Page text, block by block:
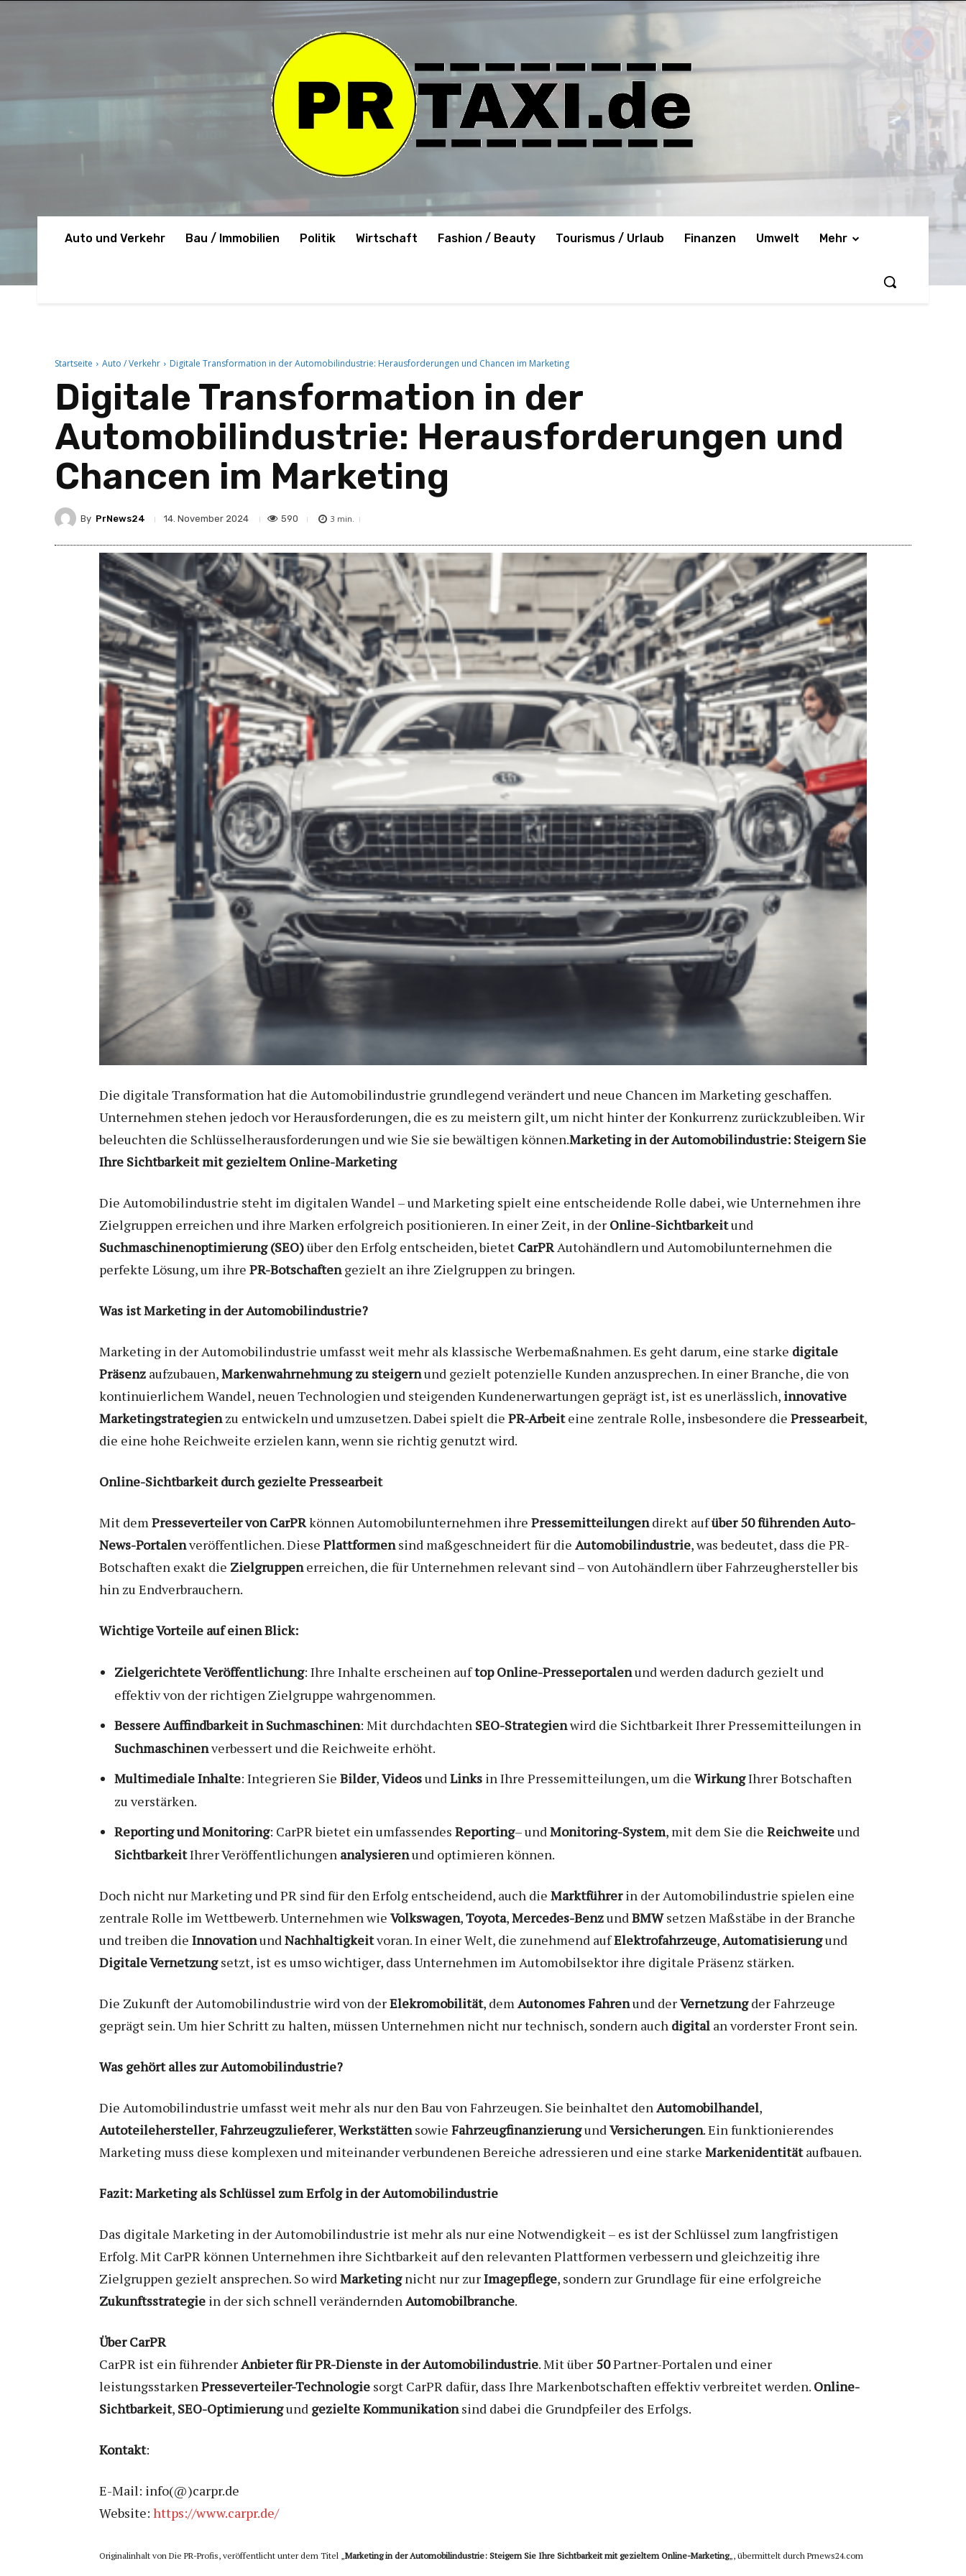
Auto und Verkehr Bau / Immobilien Politik Wirtschaft Fashion / Beauty Tourismus / Urlaub Finanzen Umwelt Mehr
Startseite Auto / Verkehr Digitale Transformation in der Automobilindustrie: Herausforderungen und Chancen im Marketing
Digitale Transformation in der
Automobilindustrie: Herausforderungen und
Chancen im Marketing
By PrNews24 14. November 2024 590 3 min.
Die digitale Transformation hat die Automobilindustrie grundlegend verändert und neue Chancen im Marketing geschaffen.
Unternehmen stehen jedoch vor Herausforderungen, die es zu meistern gilt, um nicht hinter der Konkurrenz zurückzubleiben. Wir
beleuchten die Schlüsselherausforderungen und wie Sie sie bewältigen können.Marketing in der Automobilindustrie: Steigern Sie
Ihre Sichtbarkeit mit gezieltem Online-Marketing
Die Automobilindustrie steht im digitalen Wandel – und Marketing spielt eine entscheidende Rolle dabei, wie Unternehmen ihre
Zielgruppen erreichen und ihre Marken erfolgreich positionieren. In einer Zeit, in der Online-Sichtbarkeitund
Suchmaschinenoptimierung (SEO)über den Erfolg entscheiden, bietet CarPRAutohändlern und Automobilunternehmen die
perfekte Lösung, um ihre PR-Botschaftengezielt an ihre Zielgruppen zu bringen.
Was ist Marketing in der Automobilindustrie?
Marketing in der Automobilindustrie umfasst weit mehr als klassische Werbemaßnahmen. Es geht darum, eine starke digitale
Präsenz aufzubauen,Markenwahrnehmung zu steigernund gezielt potenzielle Kunden anzusprechen. In einer Branche, die von
kontinuierlichem Wandel, neuen Technologien und steigenden Kundenerwartungen geprägt ist, ist es unerlässlich, innovative
Marketingstrategienzu entwickeln und umzusetzen. Dabei spielt die PR-Arbeiteine zentrale Rolle, insbesondere die Pressearbeit,
die eine hohe Reichweite erzielen kann, wenn sie richtig genutzt wird.
Online-Sichtbarkeit durch gezielte Pressearbeit
Mit demPresseverteiler von CarPRkönnen Automobilunternehmen ihre Pressemitteilungendirekt aufüber 50 führenden Auto-
News-Portalenveröffentlichen. Diese Plattformensind maßgeschneidert für die Automobilindustrie, was bedeutet, dass die PR-
Botschaften exakt die Zielgruppenerreichen, die für Unternehmen relevant sind – von Autohändlern über Fahrzeughersteller bis
hin zu Endverbrauchern.
Wichtige Vorteile auf einen Blick:
Zielgerichtete Veröffentlichung: Ihre Inhalte erscheinen auftop Online-Presseportalenund werden dadurch gezielt und
effektiv von der richtigen Zielgruppe wahrgenommen.
Bessere Auffindbarkeit in Suchmaschinen: Mit durchdachten SEO-Strategienwird die Sichtbarkeit Ihrer Pressemitteilungen in
Suchmaschinenverbessert und die Reichweite erhöht.
Multimediale Inhalte: Integrieren Sie Bilder,VideosundLinks in Ihre Pressemitteilungen, um die WirkungIhrer Botschaften
zu verstärken.
Reporting und Monitoring: CarPR bietet ein umfassendes Reporting– undMonitoring-System, mit dem Sie die Reichweiteund
SichtbarkeitIhrer Veröffentlichungen analysierenund optimieren können.
Doch nicht nur Marketing und PR sind für den Erfolg entscheidend, auch die Marktführerin der Automobilindustrie spielen eine
zentrale Rolle im Wettbewerb. Unternehmen wie Volkswagen,Toyota,Mercedes-BenzundBMWsetzen Maßstäbe in der Branche
und treiben die InnovationundNachhaltigkeitvoran. In einer Welt, die zunehmend aufElektrofahrzeuge,Automatisierungund
Digitale Vernetzungsetzt, ist es umso wichtiger, dass Unternehmen im Automobilsektor ihre digitale Präsenz stärken.
Die Zukunft der Automobilindustrie wird von derElekromobilität, demAutonomes Fahrenund derVernetzungder Fahrzeuge
geprägt sein. Um hier Schritt zu halten, müssen Unternehmen nicht nur technisch, sondern auch digital an vorderster Front sein.
Was gehört alles zur Automobilindustrie?
Die Automobilindustrie umfasst weit mehr als nur den Bau von Fahrzeugen. Sie beinhaltet denAutomobilhandel,
Autoteilehersteller,Fahrzeugzulieferer,Werkstättensowie FahrzeugfinanzierungundVersicherungen. Ein funktionierendes
Marketing muss diese komplexen und miteinander verbundenen Bereiche adressieren und eine starke Markenidentitätaufbauen.
Fazit: Marketing als Schlüssel zum Erfolg in der Automobilindustrie
Das digitale Marketing in der Automobilindustrie ist mehr als nur eine Notwendigkeit – es ist der Schlüssel zum langfristigen
Erfolg. Mit CarPR können Unternehmen ihre Sichtbarkeit auf den relevanten Plattformen verbessern und gleichzeitig ihre
Zielgruppen gezielt ansprechen. So wirdMarketingnicht nur zurImagepflege, sondern zur Grundlage für eine erfolgreiche
Zukunftsstrategie in der sich schnell veränderndenAutomobilbranche.
Über CarPR
CarPR ist ein führenderAnbieter fürPR-Dienste in der Automobilindustrie. Mit über 50Partner-Portalen und einer
leistungsstarkenPresseverteiler-Technologie sorgt CarPR dafür, dass Ihre Markenbotschaften effektiv verbreitet werden. Online-
Sichtbarkeit, SEO-Optimierungund gezielte Kommunikationsind dabei die Grundpfeiler des Erfolgs.
Kontakt:
E-Mail: info(@)carpr.de
Website: https://www.carpr.de/
Originalinhalt von Die PR-Profis, veröffentlicht unter dem Titel „ Marketing in der Automobilindustrie: Steigern Sie Ihre Sichtbarkeit mit gezieltem Online-Marketing„, übermittelt durch Prnews24.com